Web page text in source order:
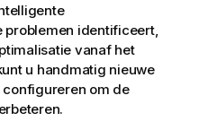
identificeert,
vanaf het
u handmatig nieuwe
om de